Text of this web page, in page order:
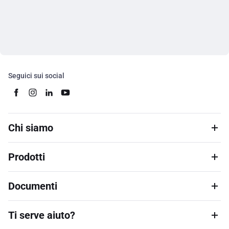
Seguici sui social
Chi siamo
Prodotti
Documenti
Ti serve aiuto?